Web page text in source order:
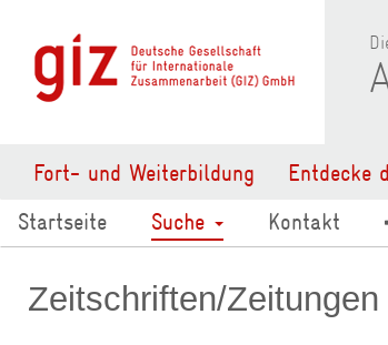
Fort- und Weiterbildung Entdecke
Startseite
Suche Kontakt
Zeitschriften/Zeitungen